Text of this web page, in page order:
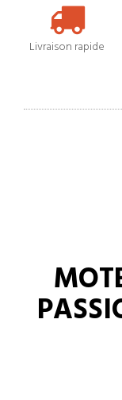
Livraison rapide